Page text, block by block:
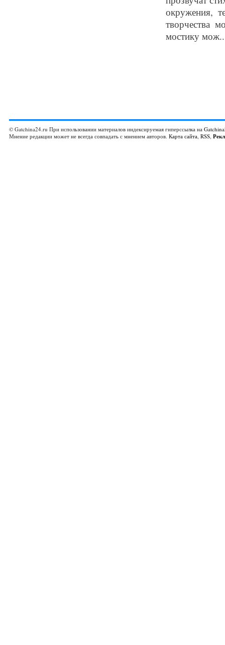
окружения,
творчества
мостику
© Gatchina24.ru При использовании материалов индексируемая гиперссылка на
Мнение редакции может не всегда совпадать с мнением авторов. Карта сайта, RSS,